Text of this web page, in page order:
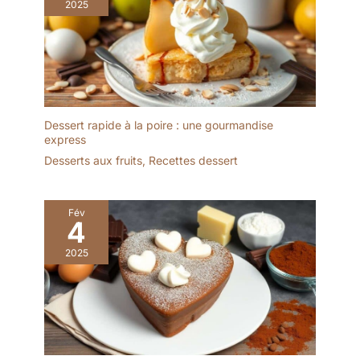
cuillères de 23 cm de
long sont fabriquées en
acier inoxydable avec
des bords
soigneusement arrondis
pour une prise en main
les utilisiez comme
ou à yaourt, elles font de
dessert une expérience
unique. Durables et
lavables au lave-
vaisselle, elles sont
parfaites pour un usage
quotidien et les
occasions festives.
【Design simple et
classique】 Nos longues
cuillères à boire,
polyvalente pour café,
latte, crème glacée,
desserts, matcha, fruits,
cocktails et boissons
froides.
2025
Dessert rapide à la poire : une gourmandise
express
Desserts aux fruits, Recettes dessert
Fév
4
2025